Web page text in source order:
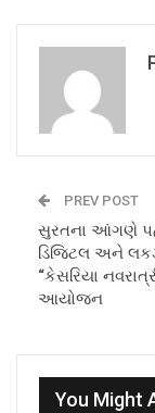
PREV POST
સુરતના આંગણે
ડિજિટલ અને
“કેસરિયા
આયોજન
You Might